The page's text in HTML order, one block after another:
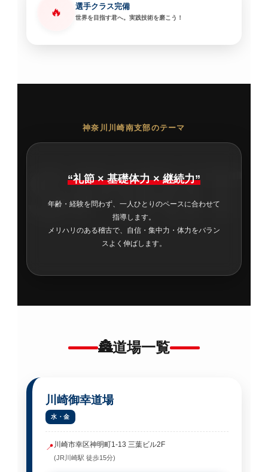
🔥 選手クラス完備
世界を目指す君へ。実践技術を磨こう！
SPIRIT
神奈川川崎南支部のテーマ
“礼節 × 基礎体力 × 継続力”
年齢・経験を問わず、一人ひとりのペースに合わせて
指導します。
メリハリのある稽古で、自信・集中力・体力をバラン
スよく伸ばします。
🏯道場一覧
川崎御幸道場
水・金
📍川崎市幸区神明町1-13 三葉ビル2F
(JR川崎駅 徒歩15分)